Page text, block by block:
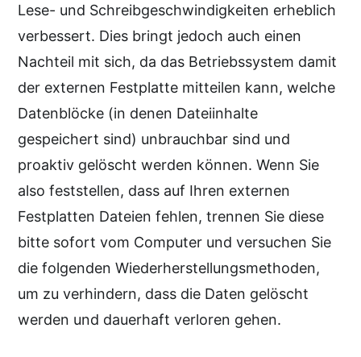
Lese- und Schreibgeschwindigkeiten erheblich
verbessert. Dies bringt jedoch auch einen
Nachteil mit sich, da das Betriebssystem damit
der externen Festplatte mitteilen kann, welche
Datenblöcke (in denen Dateiinhalte
gespeichert sind) unbrauchbar sind und
proaktiv gelöscht werden können. Wenn Sie
also feststellen, dass auf Ihren externen
Festplatten Dateien fehlen, trennen Sie diese
bitte sofort vom Computer und versuchen Sie
die folgenden Wiederherstellungsmethoden,
um zu verhindern, dass die Daten gelöscht
werden und dauerhaft verloren gehen.